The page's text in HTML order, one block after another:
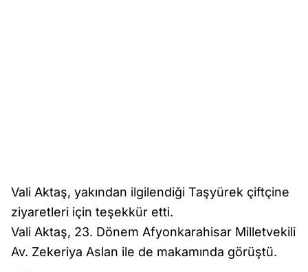
Vali Aktaş, yakından ilgilendiği Taşyürek çiftçine
ziyaretleri için teşekkür etti.
Vali Aktaş, 23. Dönem Afyonkarahisar Milletvekili
Av. Zekeriya Aslan ile de makamında görüştü.